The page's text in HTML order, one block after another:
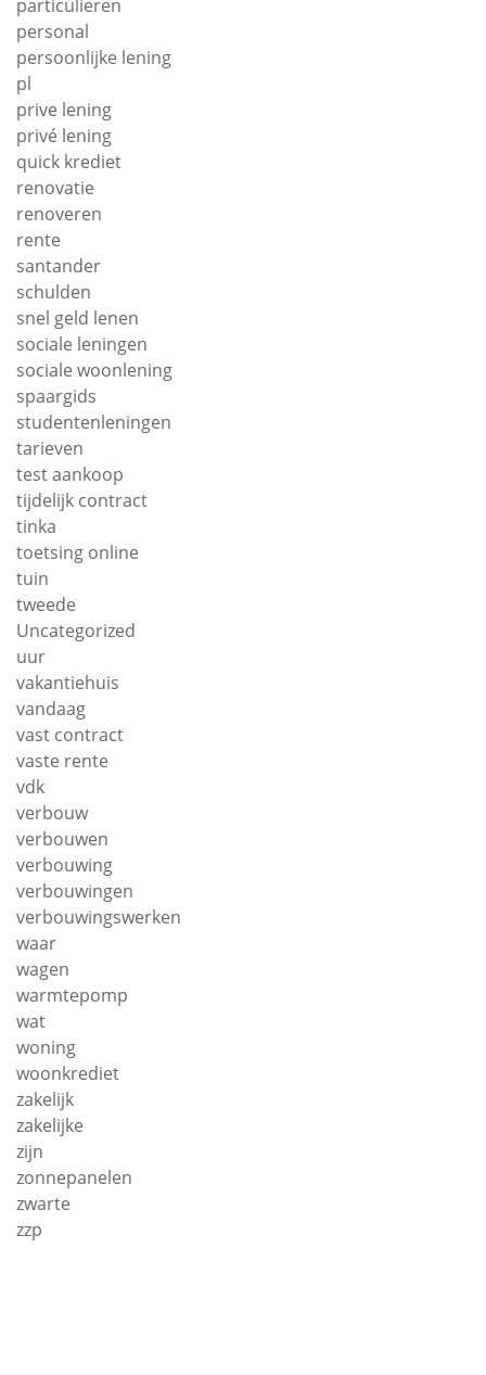
particulieren
personal
persoonlijke lening
pl
prive lening
privé lening
quick krediet
renovatie
renoveren
rente
santander
schulden
snel geld lenen
sociale leningen
sociale woonlening
spaargids
studentenleningen
tarieven
test aankoop
tijdelijk contract
tinka
toetsing online
tuin
tweede
Uncategorized
uur
vakantiehuis
vandaag
vast contract
vaste rente
vdk
verbouw
verbouwen
verbouwing
verbouwingen
verbouwingswerken
waar
wagen
warmtepomp
wat
woning
woonkrediet
zakelijk
zakelijke
zijn
zonnepanelen
zwarte
zzp